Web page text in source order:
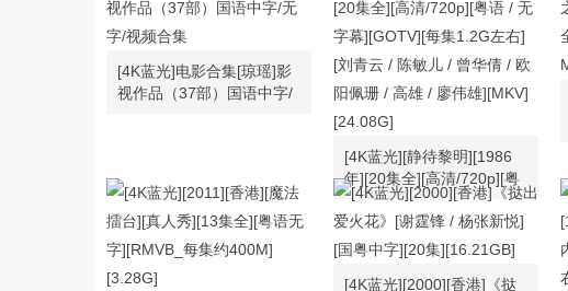
[4K蓝光]电影合集[琼瑶]影
视作品（37部）国语中字/
[4K蓝光][静待黎明][1986
年][20集全][高清/720p][粤
语 / 无字幕][GOTV][每集
1.2G左右][刘青云 / 陈敏儿
/ 曾华倩 / 欧阳佩珊 / 高雄 /
[4K蓝光][2000][香港]《挞